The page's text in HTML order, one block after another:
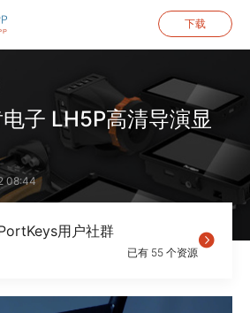
下载
子 LH5P高清导演显
08:44
用户社群
已有 55 个资源